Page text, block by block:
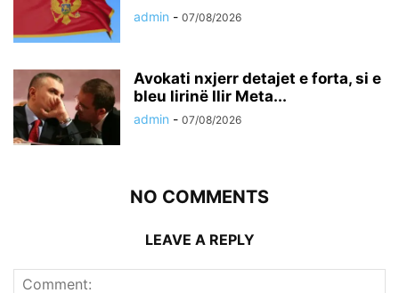
admin - 07/08/2026
Avokati nxjerr detajet e forta, si e
bleu lirinë Ilir Meta...
admin - 07/08/2026
NO COMMENTS
LEAVE A REPLY